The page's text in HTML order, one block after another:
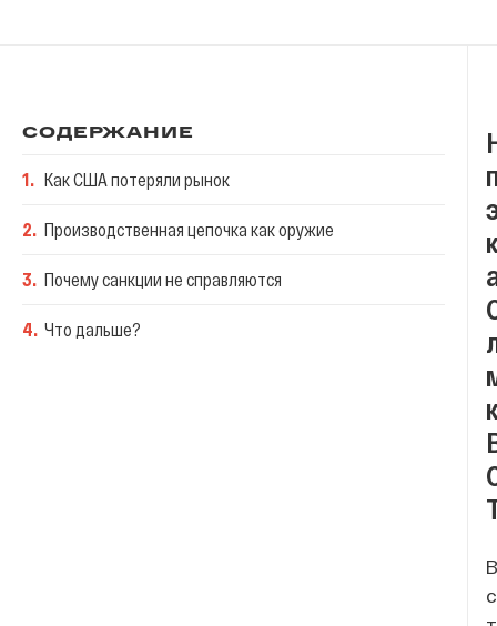
СОДЕРЖАНИЕ
1. Как США потеряли рынок
2. Производственная цепочка как оружие
3. Почему санкции не справляются
4. Что дальше?